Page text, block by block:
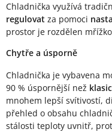
Chladnička využívá
regulovat za pomoci
prostor je rozdělen
Chytře a úsporně
Chladnička je vybavena
90 % úspornější než
mnohem lepší svítivostí,
přehled o obsahu
stálosti teploty uvnitř,